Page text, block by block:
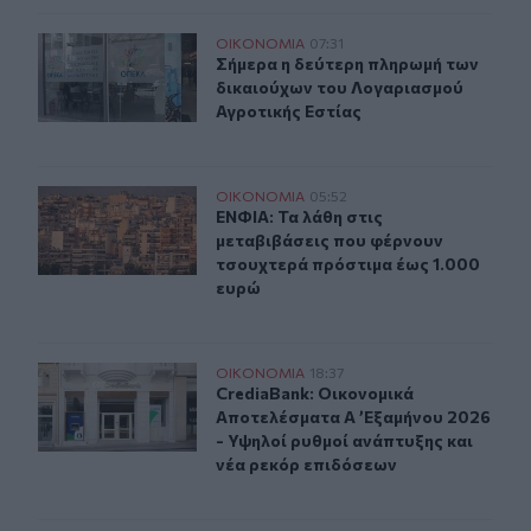
Σήμερα η δεύτερη πληρωμή των δικαιούχων του
ΟΙΚΟΝΟΜΙΑ 07:31
Σήμερα η δεύτερη πληρωμή των
Σήμερα η δεύτερη πληρωμή των
δικαιούχων του Λογαριασμού
Αγροτικής Εστίας
ΕΝΦΙΑ: Τα λάθη στις μεταβιβάσεις που φέρνουν
ΟΙΚΟΝΟΜΙΑ 05:52
ΕΝΦΙΑ: Τα λάθη στις
ΕΝΦΙΑ: Τα λάθη στις
μεταβιβάσεις που φέρνουν
τσουχτερά πρόστιμα έως 1.000
ευρώ
CrediaBank: Οικονομικά Αποτελέσματα A ’Εξαμήνου
ΟΙΚΟΝΟΜΙΑ 18:37
CrediaBank: Οικονομικά
CrediaBank: Οικονομικά
Αποτελέσματα A ’Εξαμήνου 2026
- Υψηλοί ρυθμοί ανάπτυξης και
νέα ρεκόρ επιδόσεων